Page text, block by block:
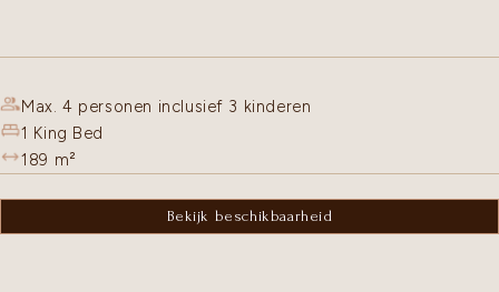
Max. 4 personen inclusief 3 kinderen
1 King Bed
189 m²
Bekijk beschikbaarheid